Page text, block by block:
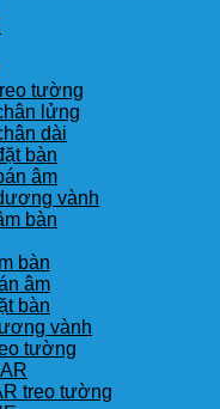
tường
lửng
dài
bàn
âm
vành
bàn
bàn
âm
bàn
vành
tường
treo tường